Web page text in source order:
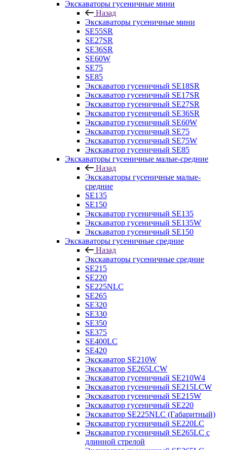
Экскаваторы гусеничные мини
Назад
Экскаваторы гусеничные мини
SE55SR
SE27SR
SE36SR
SE60W
SE75
SE85
Экскаватор гусеничный SE18SR
Экскаватор гусеничный SE17SR
Экскаватор гусеничный SE27SR
Экскаватор гусеничный SE36SR
Экскаватор гусеничный SE60W
Экскаватор гусеничный SE75
Экскаватор гусеничный SE75W
Экскаватор гусеничный SE85
Экскаваторы гусеничные малые-средние
Назад
Экскаваторы гусеничные малые-
средние
SE135
SE150
Экскаватор гусеничный SE135
Экскаватор гусеничный SE135W
Экскаватор гусеничный SE150
Экскаваторы гусеничные средние
Назад
Экскаваторы гусеничные средние
SE215
SE220
SE225NLC
SE265
SE320
SE330
SE350
SE375
SE400LC
SE420
Экскаватор SE210W
Экскаватор SE265LCW
Экскаватор гусеничный SE210W4
Экскаватор гусеничный SE215LCW
Экскаватор гусеничный SE215W
Экскаватор гусеничный SE220
Экскаватор SE225NLC (Габаритный)
Экскаватор гусеничный SE220LC
Экскаватор гусеничный SE265LC с
длинной стрелой